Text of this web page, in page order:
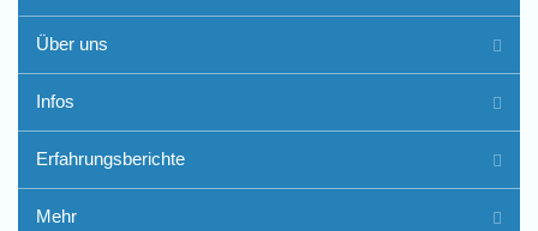
Freiwilligenarbeit im Ausland
- Erfahrungsberichte
Über uns
Infos
Erfahrungsberichte
Mehr